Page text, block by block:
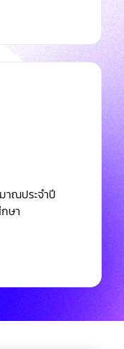
าณประจําปี
ษา